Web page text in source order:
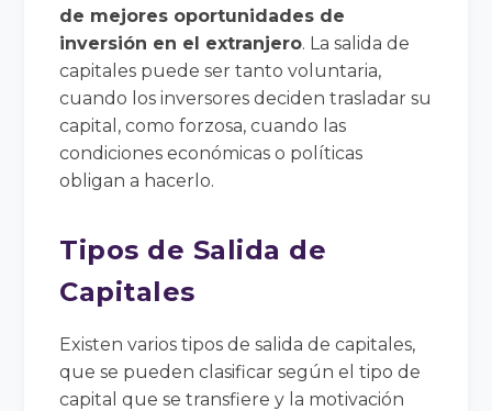
de mejores oportunidades de
inversión en el extranjero. La salida de
capitales puede ser tanto voluntaria,
cuando los inversores deciden trasladar su
capital, como forzosa, cuando las
condiciones económicas o políticas
obligan a hacerlo.
Tipos de Salida de
Capitales
Existen varios tipos de salida de capitales,
que se pueden clasificar según el tipo de
capital que se transfiere y la motivación